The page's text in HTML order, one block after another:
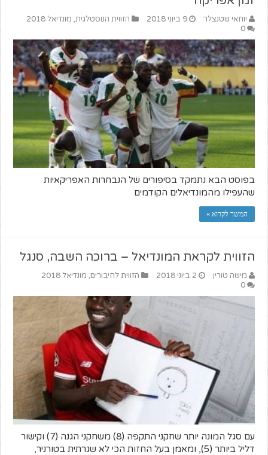
יוחאי שטנצלר 9 ביוני 2018 הזווית הנוסטלגית, מונדיאל 2018
0
בפוסט הבא נתמקד בסיפורים של הנבחרות האפריקאיות
שהעפילו מהמונדיאלים הקודמים
המשך לקרוא »
הזווית לקראת המונדיאל – ברוכה השבה, סנגל
מישה טורין 2 ביוני 2018 הזווית לחיבורים, מונדיאל 2018
0
עם סגל המונה יותר שחקני התקפה (8) משחקני הגנה (7) וקישור
דליל ביותר (5), ומאמן בעל החזות הכי לא שגרתית בטורניר,